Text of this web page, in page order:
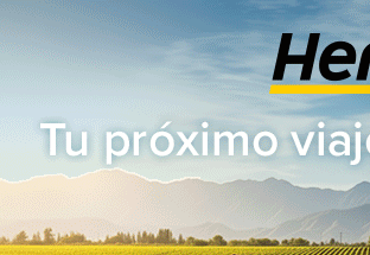
Sábado 8 de Agosto
de 2026
17.9ºc | Buenos Aires, AR
ACTUALIDAD